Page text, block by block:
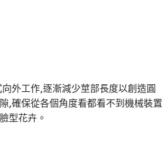
外工作,逐漸減少莖部長度以創造圓
,確保從各個角度看都看不到機械裝置
型花卉。